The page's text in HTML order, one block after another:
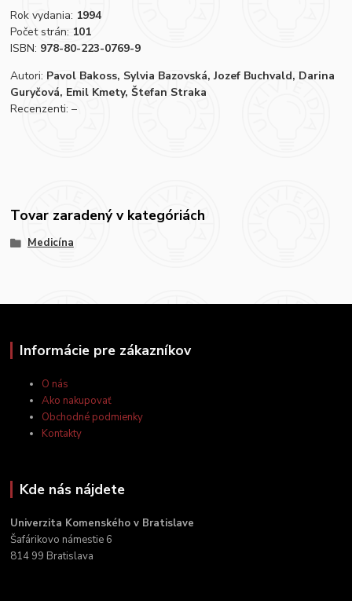
Rok vydania: 1994
Počet strán: 101
ISBN: 978-80-223-0769-9
Autori: Pavol Bakoss, Sylvia Bazovská, Jozef Buchvald, Darina
Guryčová, Emil Kmety, Štefan Straka
Recenzenti: –
Tovar zaradený v kategóriách
Medicína
Informácie pre zákazníkov
O nás
Ako nakupovať
Obchodné podmienky
Kontakty
Kde nás nájdete
Univerzita Komenského v Bratislave
Šafárikovo námestie 6
814 99 Bratislava